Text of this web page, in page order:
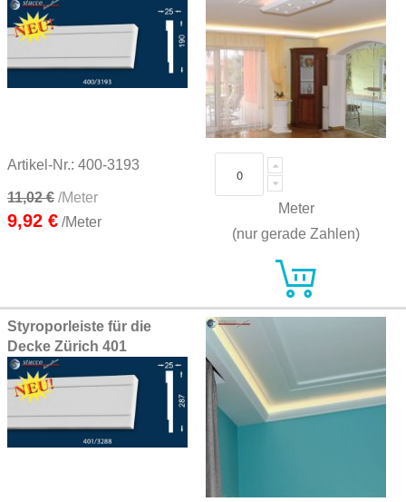
Artikel-Nr.: 400-3193
11,02 € /Meter
9,92 € /Meter
Meter
(nur gerade Zahlen)
Styroporleiste für die
Decke Zürich 401